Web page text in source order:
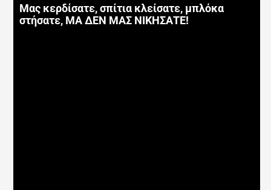
Μας κερδίσατε, σπίτια κλείσατε, μπλόκα
στήσατε, ΜΑ ΔΕΝ ΜΑΣ ΝΙΚΗΣΑΤΕ!